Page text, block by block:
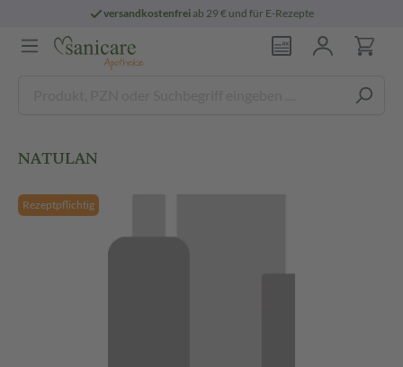
versandkostenfreiab 29 € und für E-Rezepte
NATULAN
Rezeptpflichtig